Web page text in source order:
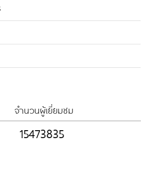
จำนวนผู้เยี่ยมชม
15473835